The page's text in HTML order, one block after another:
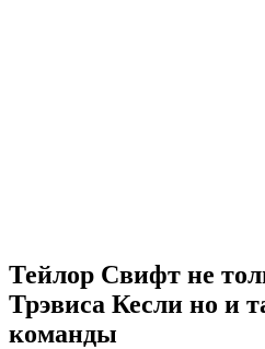
Тейлор Свифт не
Трэвиса Кесли но и
команды